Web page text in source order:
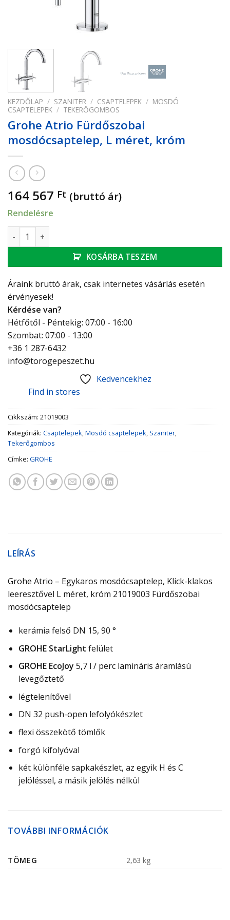
KEZDŐLAP / SZANITER / CSAPTELEPEK / MOSDÓ
CSAPTELEPEK / TEKERŐGOMBOS
Grohe Atrio Fürdőszobai
mosdócsaptelep, L méret, króm
164 567 Ft (bruttó ár)
Rendelésre
Grohe Atrio Fürdőszobai mosdócsaptelep, L méret, króm
KOSÁRBA TESZEM
Áraink bruttó árak, csak internetes vásárlás esetén
érvényesek!
Kérdése van?
Hétfőtől - Péntekig: 07:00 - 16:00
Szombat: 07:00 - 13:00
+36 1 287-6432
info@torogepeszet.hu
Kedvencekhez
Find in stores
Cikkszám: 21019003
Kategóriák: Csaptelepek,Mosdó csaptelepek, Szaniter,
Tekerőgombos
Címke: GROHE
LEÍRÁS
Grohe Atrio – Egykaros mosdócsaptelep, Klick-klakos
leeresztővel L méret, króm 21019003 Fürdőszobai
mosdócsaptelep
kerámia felső DN 15, 90 °
GROHE StarLight felület
GROHE EcoJoy 5,7 l / perc lamináris áramlású
levegőztető
légtelenítővel
DN 32 push-open lefolyókészlet
flexi összekötő tömlők
forgó kifolyóval
két különféle sapkakészlet, az egyik H és C
jelöléssel, a másik jelölés nélkül
TOVÁBBI INFORMÁCIÓK
TÖMEG 2,63 kg